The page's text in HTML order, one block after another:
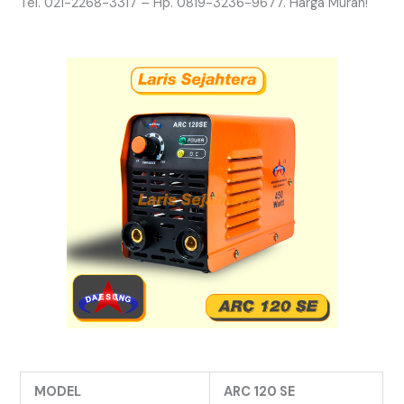
Tel. 021-2268-3317 – Hp. 0819-3236-9677. Harga Murah!
MODEL ARC 120 SE